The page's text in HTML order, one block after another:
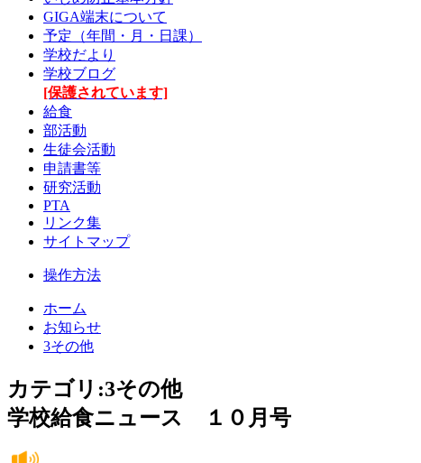
GIGA端末について
予定（年間・月・日課）
学校だより
学校ブログ
[保護されています]
給食
部活動
生徒会活動
申請書等
研究活動
PTA
リンク集
サイトマップ
操作方法
ホーム
お知らせ
3その他
カテゴリ:3その他
学校給食ニュース １０月号